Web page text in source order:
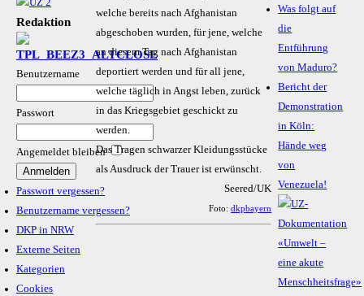
Redaktion
Benutzername
Passwort
Angemeldet bleiben
Passwort vergessen?
Benutzername vergessen?
DKP in NRW
Externe Seiten
Kategorien
Cookies
welche bereits nach Afghanistan
abgeschoben wurden, für jene, welche
an diesem Tag nach Afghanistan
deportiert werden und für all jene,
welche täglich in Angst leben, zurück
in das Kriegsgebiet geschickt zu
werden.
Das Tragen schwarzer Kleidungsstücke
als Ausdruck der Trauer ist erwünscht.
Seered/UK
Foto:dkpbayern
Was folgt auf
die
Entführung
von Maduro?
Bericht der
Demonstration
in Köln:
Hände weg
von
Venezuela!